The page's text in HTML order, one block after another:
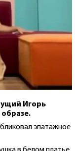
Игорь
эпатажное